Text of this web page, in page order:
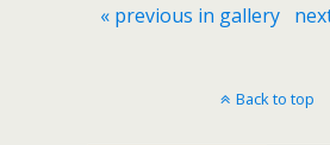
« previous in gallery
Back to top